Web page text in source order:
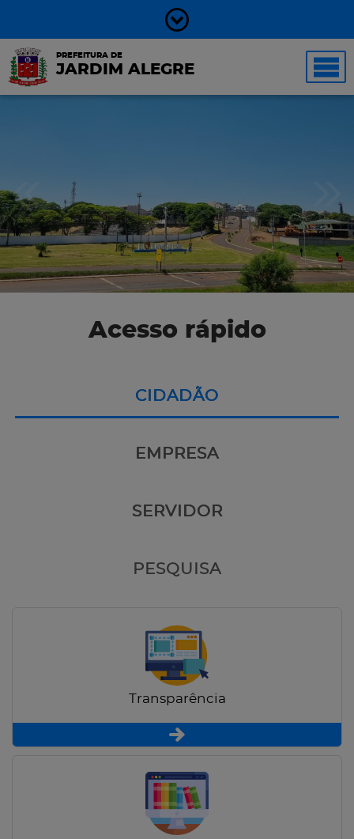
PREFEITURA DE
JARDIM ALEGRE
Acesso rápido
CIDADÃO
EMPRESA
SERVIDOR
PESQUISA
Transparência